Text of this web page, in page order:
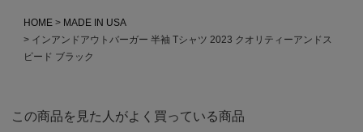
HOME
MADE IN USA
インアンドアウトバーガー 半袖 Tシャツ 2023 クオリティーアンドス
ピード ブラック
この商品を見た人がよく買っている商品